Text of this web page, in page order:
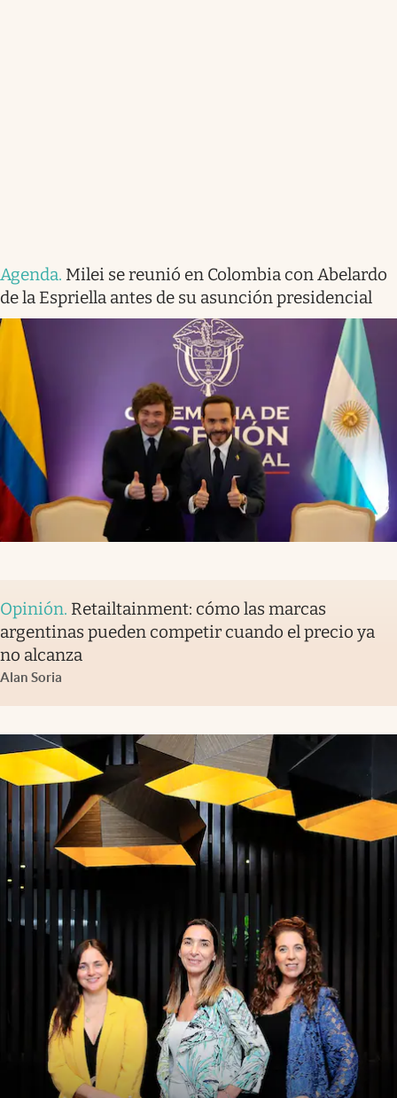
Agenda. Milei se reunió en Colombia con Abelardo
de la Espriella antes de su asunción presidencial
Opinión. Retailtainment: cómo las marcas
argentinas pueden competir cuando el precio ya
no alcanza
Alan Soria